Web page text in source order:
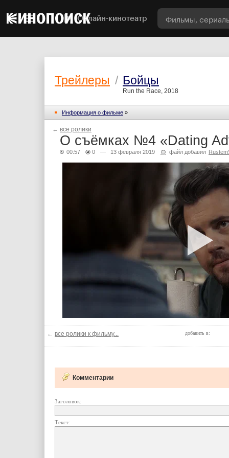
Онлайн-кинотеатр
Трейлеры / Бойцы
Run the Race, 2018
Информация о фильме »
← все ролики
О съёмках №4 «Dating
00:57 0 — 13 февраля 2019 файл добавил
← все ролики к фильму... добавить в:
Комментарии
Заголовок:
Текст: